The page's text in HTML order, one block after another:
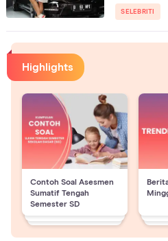
SELEBRITI
Highlights
Contoh Soal Asesmen
Sumatif Tengah
Semester SD